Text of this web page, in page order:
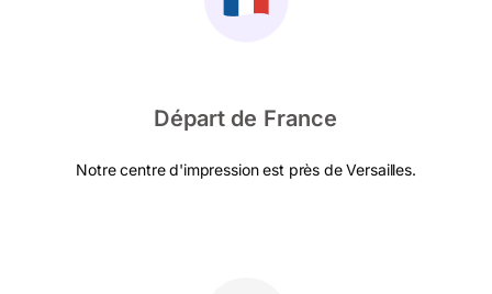
Départ de France
Notre centre d'impression est près de Versailles.